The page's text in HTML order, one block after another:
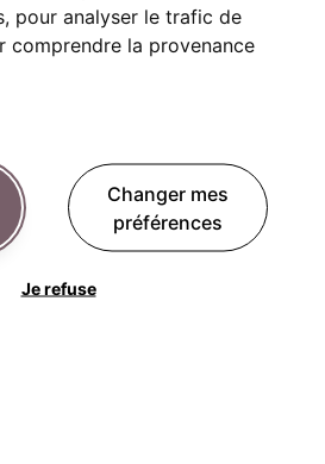
pour analyser le trafic de
comprendre la provenance
Je refuse
Changer mes
préférences